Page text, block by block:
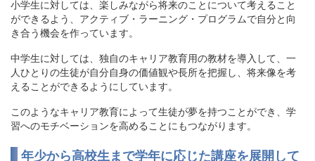
小学生に対しては、楽しみながら将来のことについて考えること
ができるよう、アクティブ・ラーニング・プログラムで自分と向
き合う機会を作っています。
中学生に対しては、独自のキャリア教育用の教材を導入して、一
人ひとりの生徒が自分自身の価値観や長所を把握し、将来像を考
えることができるようにしています。
このようなキャリア教育によって生徒が夢を持つことができ、学
習へのモチベーションを高めることにもつながります。
年少から高校生まで学年に応じた講座を展開して